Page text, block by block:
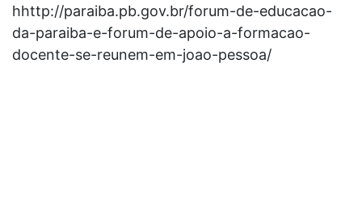
hhttp://paraiba.pb.gov.br/forum-de-educacao-
da-paraiba-e-forum-de-apoio-a-formacao-
docente-se-reunem-em-joao-pessoa/